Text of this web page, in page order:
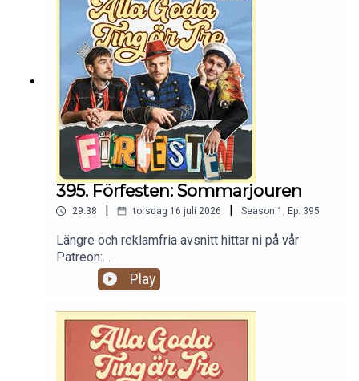
395. Förfesten: Sommarjouren
29:38 torsdag 16 juli 2026 Season 1 , Ep. 395
Längre och reklamfria avsnitt hittar ni på vår
Patreon:
https://www.patreon.com/c/randommakingmovie
Play